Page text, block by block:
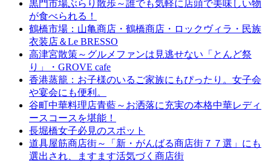
黒門市場ぶらり散歩～誰でも気軽に店頭で美味しい物
が食べられる！
鶴橋市場：山亀商店・鶴橋商店・ロックヴィラ・民族
衣装店＆Le BRESSO
高津宮散策～グルメファンは見逃せない「とんど祭
り」・GROVE cafe
香港蒸籠：お子様のいるご家族にもぴったり。女子会
や宴会にも便利。
谷町中華料理店青藍～お洒落に充実の本格中華レディ
ースコースを堪能！
長堀橋女子必見のスポット
道具屋筋商店街～「新・がんばる商店街７７選」にも
選出され、ますます活気づく商店街